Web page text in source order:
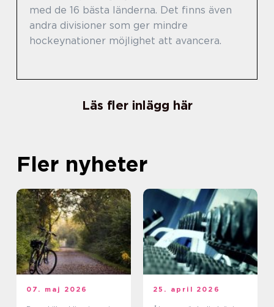
med de 16 bästa länderna. Det finns även
andra divisioner som ger mindre
hockeynationer möjlighet att avancera.
Läs fler inlägg här
Fler nyheter
07. maj 2026 25. april 2026